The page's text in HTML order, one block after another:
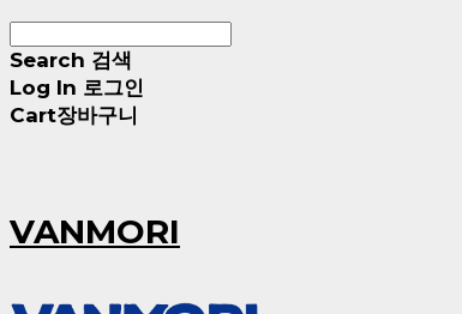
Search 검색
Log In 로그인
Cart장바구니
VANMORI